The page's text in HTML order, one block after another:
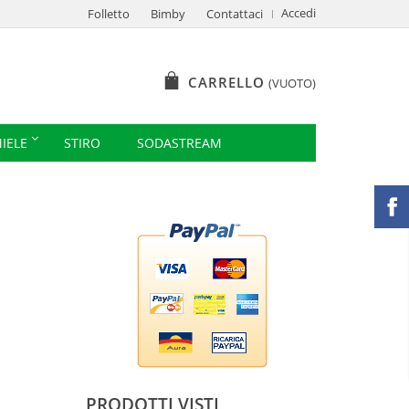
Accedi
Folletto Bimby Contattaci
CARRELLO (VUOTO)
STIRO SODASTREAM